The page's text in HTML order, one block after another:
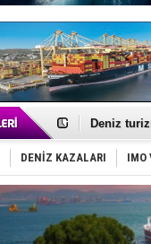
Türkiye-
Deniz
DÖDER,
Fairline,
Baltık
Runit
Limana
Türk
Hüseyin
DENİZ KAZALARI IMO